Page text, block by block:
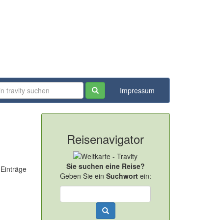
Impressum
Reisenavigator
Sie suchen eine Reise?
Geben Sie ein Suchwortein: